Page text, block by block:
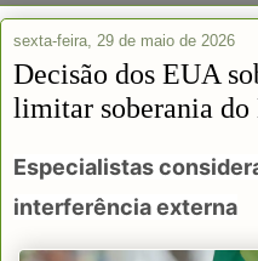
sexta-feira, 29 de maio de 2026
Decisão dos EUA
limitar soberania do
Especialistas
interferência externa